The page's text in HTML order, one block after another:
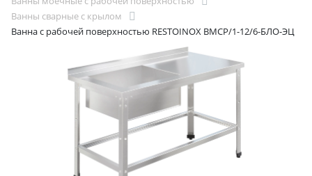
Ванны сварные с крылом
Ванна с рабочей поверхностью RESTOINOX ВМСР/1-12/6-БЛО-ЭЦ